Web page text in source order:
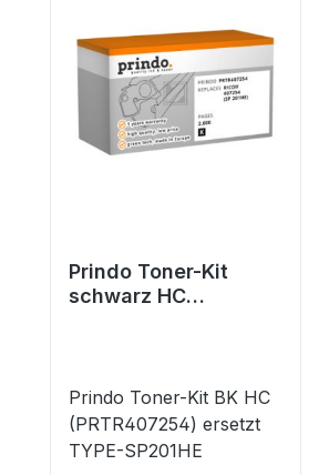
Prindo Toner-Kit
schwarz HC
Prindo Toner-Kit BK HC
(PRTR407254) ersetzt
TYPE-SP201HE